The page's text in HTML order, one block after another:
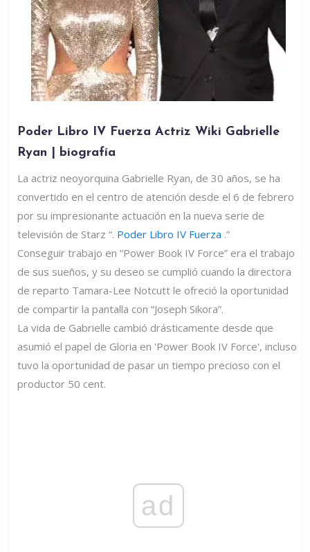
Poder Libro IV Fuerza Actriz Wiki Gabrielle
Ryan | biografía
La actriz neoyorquina Gabrielle Ryan, de 30 años, se ha
convertido en el centro de atención desde el 6 de febrero
por su impresionante actuación en la nueva serie de
televisión de Starz “. Poder Libro IV Fuerza .”
Conseguir trabajo en “Power Book IV Force” era el trabajo
de sus sueños, y su deseo se cumplió cuando la directora
de reparto Tamara-Lee Notcutt le ofreció la oportunidad
de compartir la pantalla con “Joseph Sikora”.
La vida de Gabrielle cambió drásticamente desde que
asumió el papel de Gloria en 'Power Book IV Force', incluso
tuvo la oportunidad de pasar un tiempo precioso con el
productor 50 cent.
ad